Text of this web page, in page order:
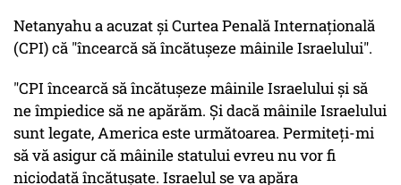
Netanyahu a acuzat și Curtea Penală Internațională
(CPI) că "încearcă să încătușeze mâinile Israelului".
"CPI încearcă să încătușeze mâinile Israelului și să
ne împiedice să ne apărăm. Și dacă mâinile Israelului
sunt legate, America este următoarea. Permiteți-mi
să vă asigur că mâinile statului evreu nu vor fi
niciodată încătușate. Israelul se va apăra